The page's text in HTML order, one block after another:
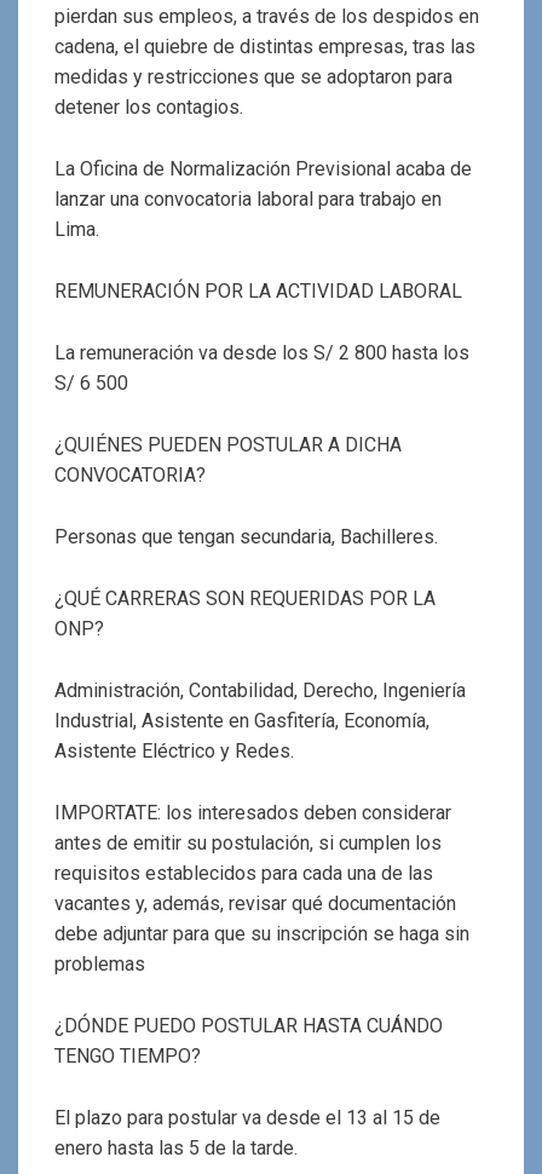
pierdan sus empleos, a través de los despidos en
cadena, el quiebre de distintas empresas, tras las
medidas y restricciones que se adoptaron para
detener los contagios.
La Oficina de Normalización Previsional acaba de
lanzar una convocatoria laboral para trabajo en
Lima.
REMUNERACIÓN POR LA ACTIVIDAD LABORAL
La remuneración va desde los S/ 2 800 hasta los
S/ 6 500
¿QUIÉNES PUEDEN POSTULAR A DICHA
CONVOCATORIA?
Personas que tengan secundaria, Bachilleres.
¿QUÉ CARRERAS SON REQUERIDAS POR LA
ONP?
Administración, Contabilidad, Derecho, Ingeniería
Industrial, Asistente en Gasfitería, Economía,
Asistente Eléctrico y Redes.
IMPORTATE: los interesados deben considerar
antes de emitir su postulación, si cumplen los
requisitos establecidos para cada una de las
vacantes y, además, revisar qué documentación
debe adjuntar para que su inscripción se haga sin
problemas
¿DÓNDE PUEDO POSTULAR HASTA CUÁNDO
TENGO TIEMPO?
El plazo para postular va desde el 13 al 15 de
enero hasta las 5 de la tarde.